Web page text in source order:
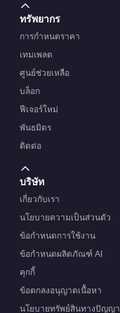
ทรัพยากร
การกำหนดราคา
เทมเพลต
ศูนย์ช่วยเหลือ
บล็อก
ฟีเจอร์ใหม่
พันธมิตร
ติดต่อ
บริษัท
เกี่ยวกับเรา
นโยบายความเป็นส่วนตัว
ข้อกำหนดการใช้งาน
ข้อกำหนดผลิตภัณฑ์ AI
คุกกี้
ข้อตกลงอนุญาตเนื้อหา
นโยบายทรัพย์สินทางปัญญา